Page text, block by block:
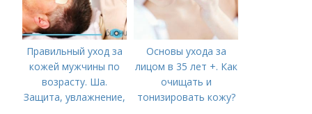
Правильный уход за
кожей мужчины по
возрасту. Ша.
Защита, увлажнение,
Основы ухода за
лицом в 35 лет +. Как
очищать и
тонизировать кожу?